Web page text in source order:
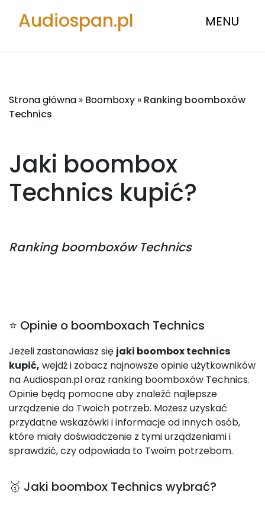
Audiospan.pl MENU
Strona główna » Boomboxy » Ranking boomboxów
Technics
Jaki boombox
Technics kupić?
Rankingboomboxów Technics
⭐ Opinie o boomboxach Technics
Jeżeli zastanawiasz się jaki boombox technics
kupić, wejdź i zobacz najnowsze opinie użytkowników
na Audiospan.pl oraz ranking boomboxów Technics.
Opinie będą pomocne aby znaleźć najlepsze
urządzenie do Twoich potrzeb. Możesz uzyskać
przydatne wskazówki i informacje od innych osób,
które miały doświadczenie z tymi urządzeniami i
sprawdzić, czy odpowiada to Twoim potrzebom.
🥇 Jaki boombox Technics wybrać?